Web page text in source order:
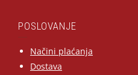
POSLOVANJE
Načini plaćanja
Dostava